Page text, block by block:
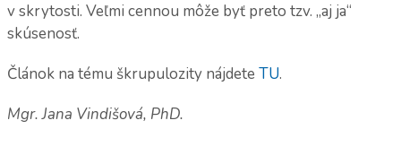
v skrytosti. Veľmi cennou môže byť preto tzv. „aj ja“
skúsenosť.
Článok na tému škrupulozity nájdete TU.
Mgr. Jana Vindišová, PhD.